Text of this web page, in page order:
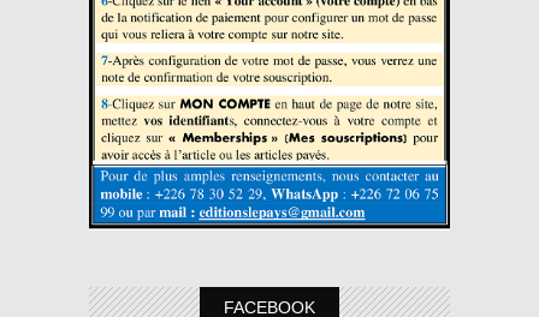
FACEBOOK